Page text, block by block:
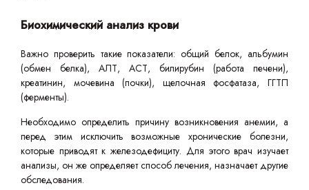
Биохимический анализ крови
Важно проверить такие показатели: общий белок, альбумин
(обмен белка), АЛТ, АСТ, билирубин (работа печени),
креатинин, мочевина (почки), щелочная фосфатаза, ГГТП
(ферменты).
Необходимо определить причину возникновения анемии, а
перед этим исключить возможные хронические болезни,
которые приводят к железодефициту. Для этого врач изучает
анализы, он же определяет способ лечения, назначает другие
обследования.